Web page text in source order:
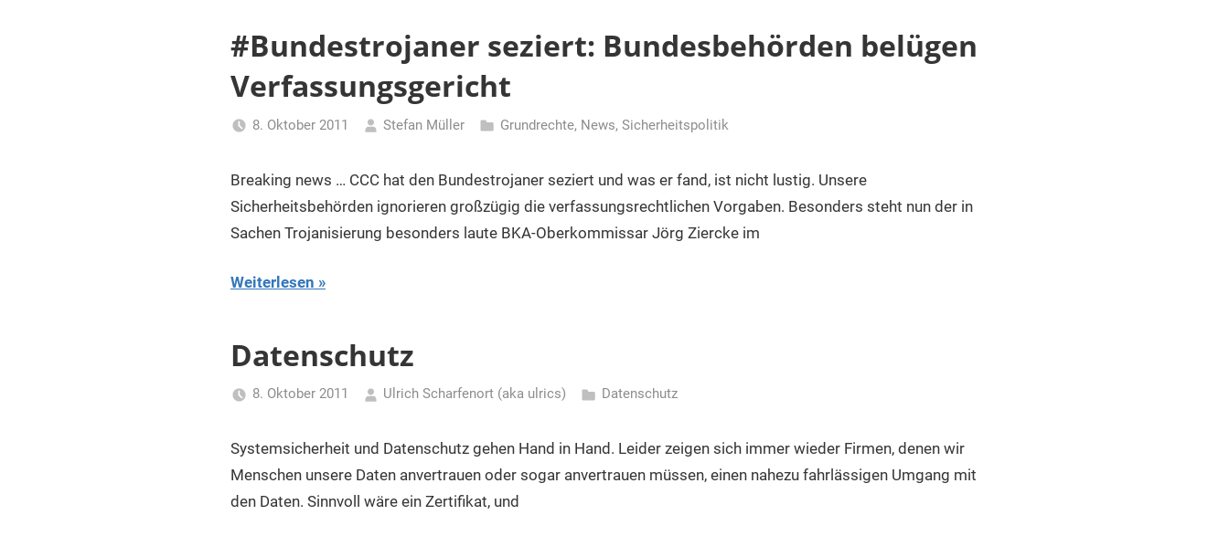
#Bundestrojaner seziert: Bundesbehörden belügen
Verfassungsgericht
8. Oktober 2011 Stefan Müller Grundrechte, News, Sicherheitspolitik
Breaking news … CCC hat den Bundestrojaner seziert und was er fand, ist nicht lustig. Unsere
Sicherheitsbehörden ignorieren großzügig die verfassungsrechtlichen Vorgaben. Besonders steht nun der in
Sachen Trojanisierung besonders laute BKA-Oberkommissar Jörg Ziercke im
Weiterlesen
Datenschutz
8. Oktober 2011 Ulrich Scharfenort (aka ulrics) Datenschutz
Systemsicherheit und Datenschutz gehen Hand in Hand. Leider zeigen sich immer wieder Firmen, denen wir
Menschen unsere Daten anvertrauen oder sogar anvertrauen müssen, einen nahezu fahrlässigen Umgang mit
den Daten. Sinnvoll wäre ein Zertifikat, und